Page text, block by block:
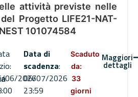
attività previste nelle
Progetto LIFE21-NAT-
101074584
06/2026
Data di
scadenza:
06/07/2026
23:59
Scaduto
da:
33
giorni
Maggiori
dettagli